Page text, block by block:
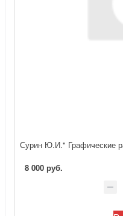
Сурин Ю.И." Графические
8 000 руб.